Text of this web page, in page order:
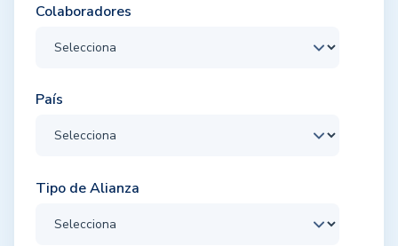
Colaboradores
País
Tipo de Alianza